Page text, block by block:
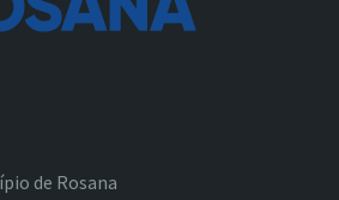
de Rosana